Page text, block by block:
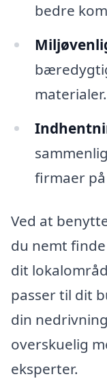
bedre
materialer.
firmaer
Ved at
du nemt
dit
passer til dit
din
overskuelig
eksperter.